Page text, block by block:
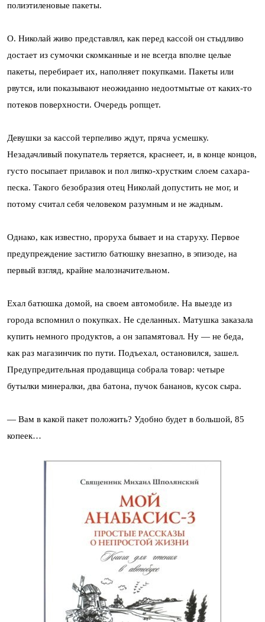
полиэтиленовые пакеты.
О. Николай живо представлял, как перед кассой он стыдливо
достает из сумочки скомканные и не всегда вполне целые
пакеты, перебирает их, наполняет покупками. Пакеты или
рвутся, или показывают неожиданно недоотмытые от каких-то
потеков поверхности. Очередь ропщет.
Девушки за кассой терпеливо ждут, пряча усмешку.
Незадачливый покупатель теряется, краснеет, и, в конце концов,
густо посыпает прилавок и пол липко-хрустким слоем сахара-
песка. Такого безобразия отец Николай допустить не мог, и
потому считал себя человеком разумным и не жадным.
Однако, как известно, проруха бывает и на старуху. Первое
предупреждение застигло батюшку внезапно, в эпизоде, на
первый взгляд, крайне малозначительном.
Ехал батюшка домой, на своем автомобиле. На выезде из
города вспомнил о покупках. Не сделанных. Матушка заказала
купить немного продуктов, а он запамятовал. Ну — не беда,
как раз магазинчик по пути. Подъехал, остановился, зашел.
Предупредительная продавщица собрала товар: четыре
бутылки минералки, два батона, пучок бананов, кусок сыра.
— Вам в какой пакет положить? Удобно будет в большой, 85
копеек…